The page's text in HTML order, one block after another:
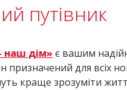
путівник
наш дім» є вашим
призначений для всіх
краще зрозуміти